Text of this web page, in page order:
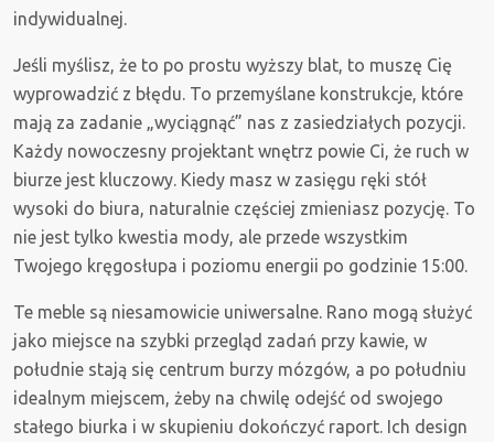
indywidualnej.
Jeśli myślisz, że to po prostu wyższy blat, to muszę Cię
wyprowadzić z błędu. To przemyślane konstrukcje, które
mają za zadanie „wyciągnąć” nas z zasiedziałych pozycji.
Każdy nowoczesny projektant wnętrz powie Ci, że ruch w
biurze jest kluczowy. Kiedy masz w zasięgu ręki stół
wysoki do biura, naturalnie częściej zmieniasz pozycję. To
nie jest tylko kwestia mody, ale przede wszystkim
Twojego kręgosłupa i poziomu energii po godzinie 15:00.
Te meble są niesamowicie uniwersalne. Rano mogą służyć
jako miejsce na szybki przegląd zadań przy kawie, w
południe stają się centrum burzy mózgów, a po południu
idealnym miejscem, żeby na chwilę odejść od swojego
stałego biurka i w skupieniu dokończyć raport. Ich design